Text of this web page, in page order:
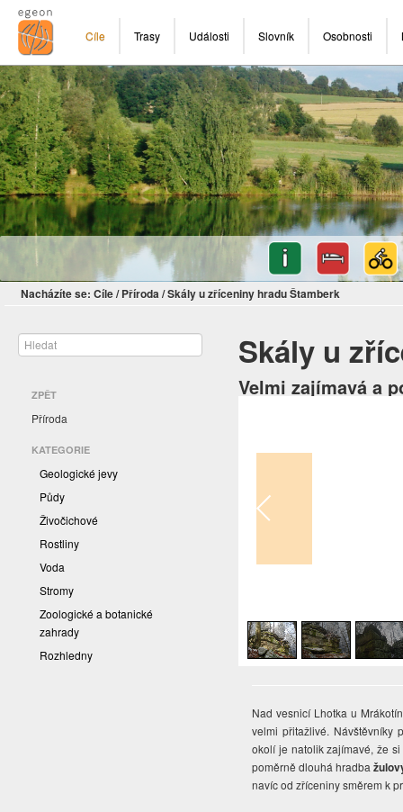
Cíle Trasy Události Slovník Osobnosti
Nacházíte se: Cíle/ Příroda/Skály u zříceniny hradu Štamberk
ZPĚT
Příroda
KATEGORIE
Geologické jevy
Půdy
Živočichové
Rostliny
Voda
Stromy
Zoologické a botanické
zahrady
Rozhledny
Skály u
Velmi zajímavá a
Nad vesnicí Lhotka u
velmi přitažlivé. Návštěvníky
okolí je natolik zajímavé, že
poměrně dlouhá hradba
navíc od zříceniny směrem k